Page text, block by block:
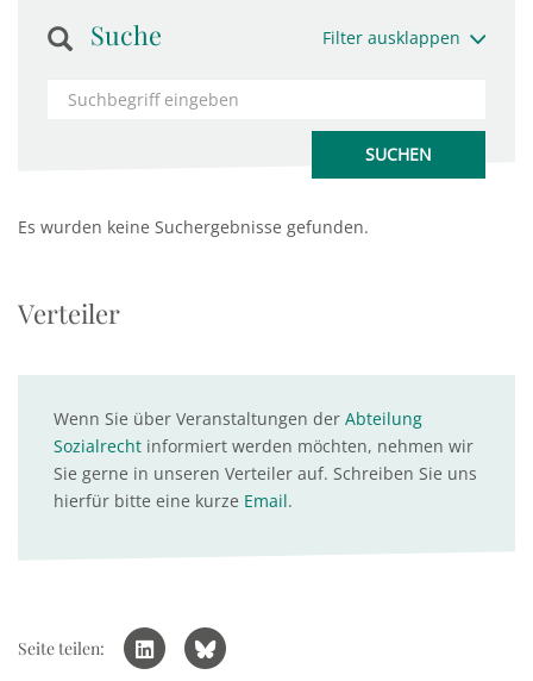
Suche Filter ausklappen
Es wurden keine Suchergebnisse gefunden.
Verteiler
Wenn Sie über Veranstaltungen der Abteilung
Sozialrecht informiert werden möchten, nehmen wir
Sie gerne in unseren Verteiler auf. Schreiben Sie uns
hierfür bitte eine kurze Email.
Seite teilen: